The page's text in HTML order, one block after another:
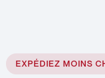
EXPÉDIEZ MOINS